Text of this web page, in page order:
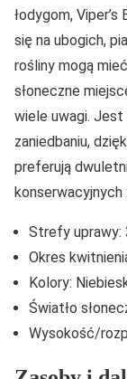
łodygom,
się na ubogich,
rośliny mogą
słoneczne
wiele uwagi.
zaniedbaniu,
preferują
Strefy uprawy:
Okres
Kolory:
Światło
Wysokość/